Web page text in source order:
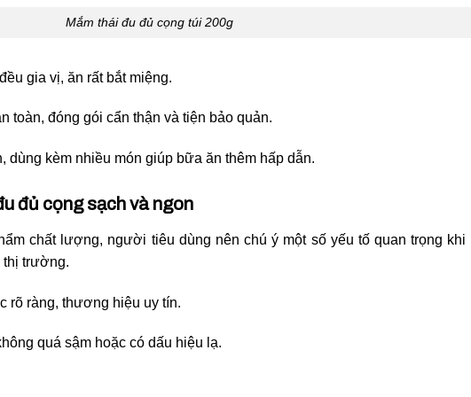
Mắm thái đu đủ cọng túi 200g
gia vị, ăn rất bắt miệng.
toàn, đóng gói cẩn thận và tiện bảo quản.
dùng kèm nhiều món giúp bữa ăn thêm hấp dẫn.
đủ cọng sạch và ngon
chất lượng, người tiêu dùng nên chú ý một số yếu tố quan trọng khi
thị trường.
rõ ràng, thương hiệu uy tín.
quá sậm hoặc có dấu hiệu lạ.